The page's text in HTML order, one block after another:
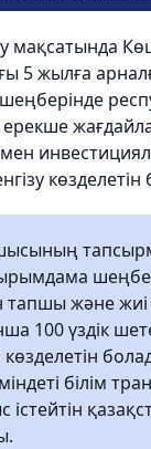
мақсатында
5 жылға
ерекше
көзделетін
тапшы және
100 үздік
көзделетін
білім
істейтін